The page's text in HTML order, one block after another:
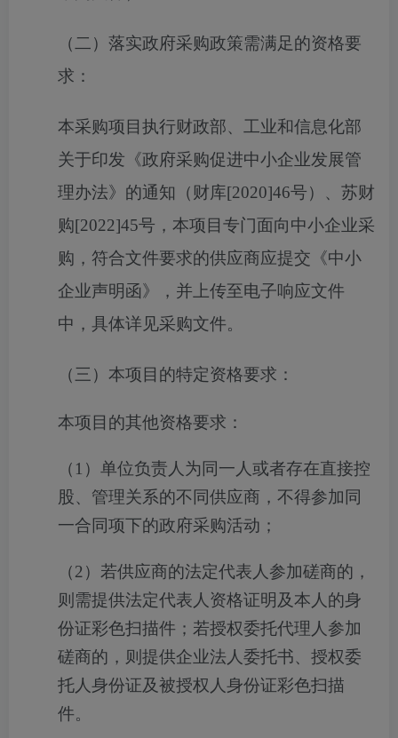
（二）落实政府采购政策需满足的资格要
求：
本采购项目执行财政部、工业和信息化部
关于印发《政府采购促进中小企业发展管
理办法》的通知（财库[2020]46号）、苏财
购[2022]45号，本项目专门面向中小企业采
购，符合文件要求的供应商应提交《中小
企业声明函》，并上传至电子响应文件
中，具体详见采购文件。
（三）本项目的特定资格要求：
本项目的其他资格要求：
（ 1 ）单位负责人为同一人或者存在直接控
股、管理关系的不同供应商，不得参加同
一合同项下的政府采购活动；
（2 ）若供应商的法定代表人参加磋商的，
则需提供法定代表人资格证明及本人的身
份证彩色扫描件；若授权委托代理人参加
磋商的，则提供企业法人委托书、授权委
托人身份证及被授权人身份证彩色扫描
件。